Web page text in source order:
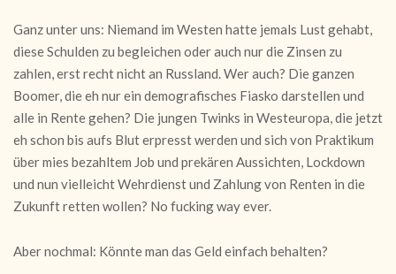
Ganz unter uns: Niemand im Westen hatte jemals Lust gehabt,
diese Schulden zu begleichen oder auch nur die Zinsen zu
zahlen, erst recht nicht an Russland. Wer auch? Die ganzen
Boomer, die eh nur ein demografisches Fiasko darstellen und
alle in Rente gehen? Die jungen Twinks in Westeuropa, die jetzt
eh schon bis aufs Blut erpresst werden und sich von Praktikum
über mies bezahltem Job und prekären Aussichten, Lockdown
und nun vielleicht Wehrdienst und Zahlung von Renten in die
Zukunft retten wollen? No fucking way ever.
Aber nochmal: Könnte man das Geld einfach behalten?